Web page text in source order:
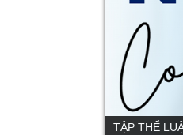
TẬP THỂ